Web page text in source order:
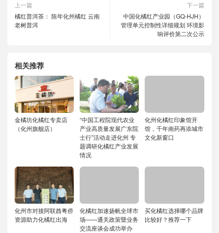
上一篇
橘红普洱茶： 陈年化州橘红 云南
老树普洱
下一篇
中国化橘红产业园（GQ-HJH）
管理单元控制性详细规划 环境影
响评价第二次公示
相关推荐
金橘坊化橘红专卖店
（化州旗舰店）
“中国工程院现代农业
产业高质量发展广东院
士行”活动走进化州 专
题调研化橘红产业发展
情况
化州化橘红印象馆开
馆，千年南药再添城市
文化新窗口
化州市对接阿联酋粤侨
资源助力化橘红出海
化橘红加速扬帆全球市
场——通关政策暨业务
交流座谈会成功举办
买化橘红选择哪个品牌
比较好？推荐一下